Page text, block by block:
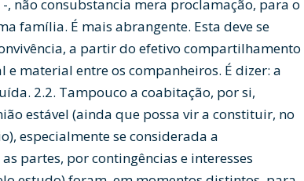
não consubstancia mera proclamação, para o
família. É mais abrangente. Esta deve se
a partir do efetivo compartilhamento
material entre os companheiros. É dizer: a
2.2. Tampouco a coabitação, por si,
estável (ainda que possa vir a constituir, no
especialmente se considerada a
partes, por contingências e interesses